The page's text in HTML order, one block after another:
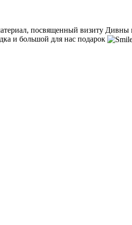
посвященный визиту
и большой для нас подарок